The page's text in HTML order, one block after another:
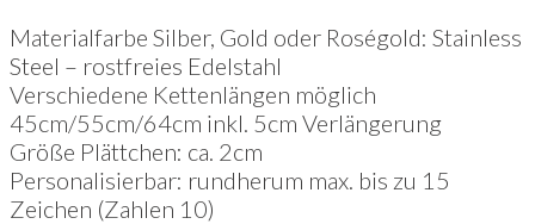
Materialfarbe Silber, Gold oder Roségold: Stainless
Steel – rostfreies Edelstahl
Verschiedene Kettenlängen möglich
45cm/55cm/64cm inkl. 5cm Verlängerung
Größe Plättchen: ca. 2cm
Personalisierbar: rundherum max. bis zu 15
Zeichen (Zahlen 10)